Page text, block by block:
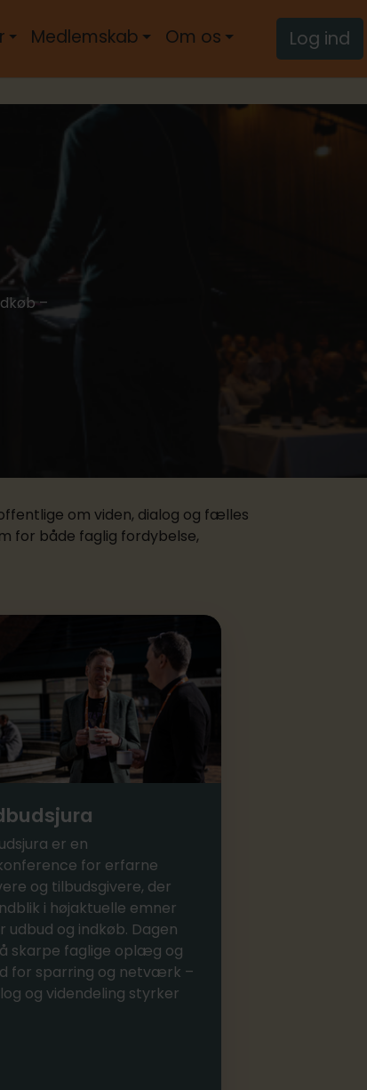
Medlemskab Om os Log ind
–
om viden, dialog og fælles
for både faglig fordybelse,
er en
for erfarne
og tilbudsgivere, der
i højaktuelle emner
udbud og indkøb. Dagen
skarpe faglige oplæg og
for sparring og netværk –
og videndeling styrker